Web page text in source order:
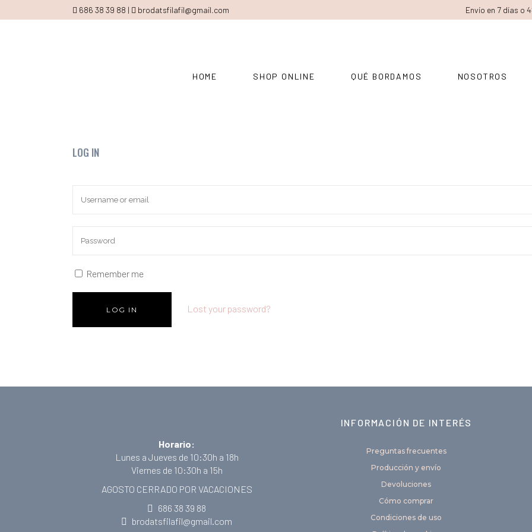
686 38 39 88 | brodatsfilafil@gmail.com Envío en 7 días o
HOME SHOP ONLINE QUÉ BORDAMOS NOSOTROS
LOG IN
Remember me
Lost your password?
Horario:
Lunes a Jueves de 10:30h a 18h
Viernes de 10:30h a 15h
AGOSTO CERRADO POR VACACIONES
686 38 39 88
brodatsfilafil@gmail.com
INFORMACIÓN DE INTERÉS
Preguntas frecuentes
Producción y envío
Devoluciones
Cómo comprar
Condiciones de uso